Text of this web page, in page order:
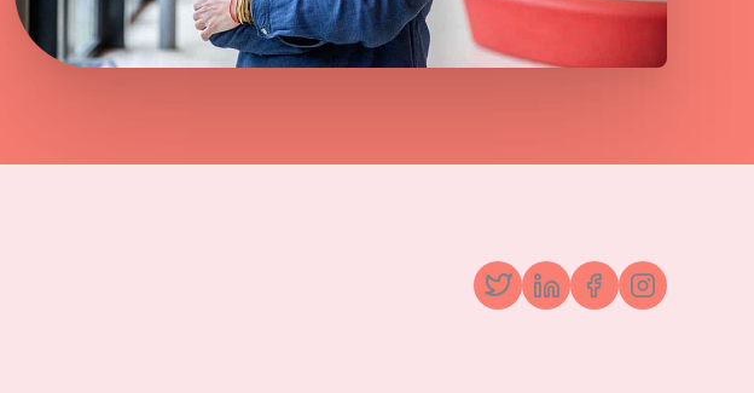
TwitterLinkedInFacebook